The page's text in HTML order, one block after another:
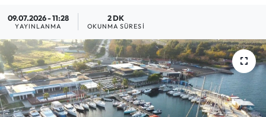
09.07.2026 - 11:28
YAYINLANMA
2 DK
OKUNMA SÜRESI